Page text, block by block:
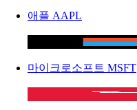
애플 AAPL
마이크로소프트 MSFT